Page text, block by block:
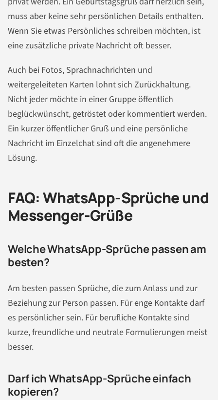
muss aber keine sehr persönlichen Details enthalten.
Wenn Sie etwas Persönliches schreiben möchten, ist
eine zusätzliche private Nachricht oft besser.
Auch bei Fotos, Sprachnachrichten und
weitergeleiteten Karten lohnt sich Zurückhaltung.
Nicht jeder möchte in einer Gruppe öffentlich
beglückwünscht, getröstet oder kommentiert werden.
Ein kurzer öffentlicher Gruß und eine persönliche
Nachricht im Einzelchat sind oft die angenehmere
Lösung.
FAQ: WhatsApp-Sprüche und
Messenger-Grüße
Welche WhatsApp-Sprüche passen am
besten?
Am besten passen Sprüche, die zum Anlass und zur
Beziehung zur Person passen. Für enge Kontakte darf
es persönlicher sein. Für berufliche Kontakte sind
kurze, freundliche und neutrale Formulierungen meist
besser.
Darf ich WhatsApp-Sprüche einfach
kopieren?